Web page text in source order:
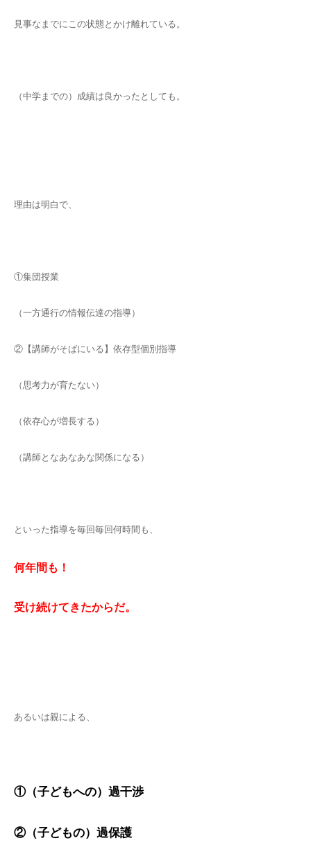
見事なまでにこの状態とかけ離れている。
（中学までの）成績は良かったとしても。
理由は明白で、
①集団授業
（一方通行の情報伝達の指導）
②【講師がそばにいる】依存型個別指導
（思考力が育たない）
（依存心が増長する）
（講師となあなあな関係になる）
といった指導を毎回毎回何時間も、
何年間も！
受け続けてきたからだ。
あるいは親による、
①（子どもへの）過干渉
②（子どもの）過保護